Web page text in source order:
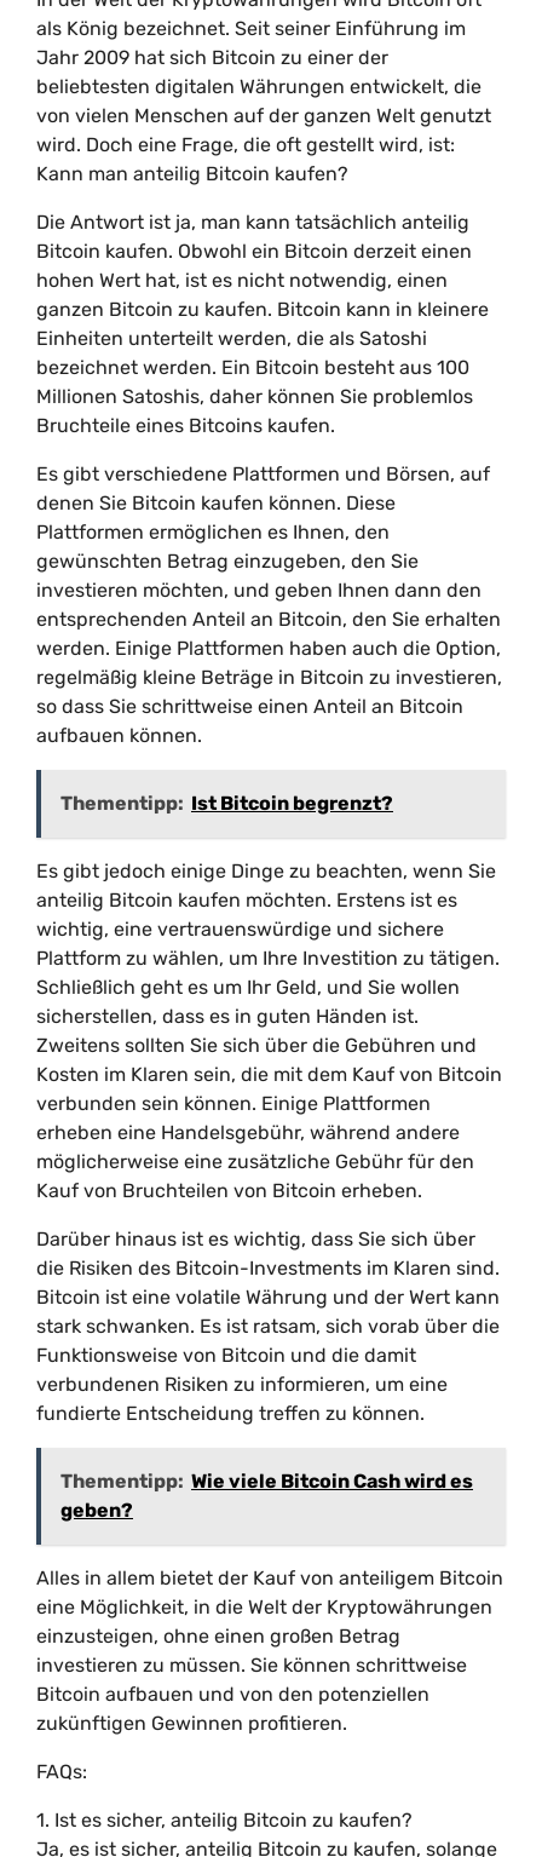
als König bezeichnet. Seit seiner Einführung im
Jahr 2009 hat sich Bitcoin zu einer der
beliebtesten digitalen Währungen entwickelt, die
von vielen Menschen auf der ganzen Welt genutzt
wird. Doch eine Frage, die oft gestellt wird, ist:
Kann man anteilig Bitcoin kaufen?
Die Antwort ist ja, man kann tatsächlich anteilig
Bitcoin kaufen. Obwohl ein Bitcoin derzeit einen
hohen Wert hat, ist es nicht notwendig, einen
ganzen Bitcoin zu kaufen. Bitcoin kann in kleinere
Einheiten unterteilt werden, die als Satoshi
bezeichnet werden. Ein Bitcoin besteht aus 100
Millionen Satoshis, daher können Sie problemlos
Bruchteile eines Bitcoins kaufen.
Es gibt verschiedene Plattformen und Börsen, auf
denen Sie Bitcoin kaufen können. Diese
Plattformen ermöglichen es Ihnen, den
gewünschten Betrag einzugeben, den Sie
investieren möchten, und geben Ihnen dann den
entsprechenden Anteil an Bitcoin, den Sie erhalten
werden. Einige Plattformen haben auch die Option,
regelmäßig kleine Beträge in Bitcoin zu investieren,
so dass Sie schrittweise einen Anteil an Bitcoin
aufbauen können.
Thementipp: Ist Bitcoin begrenzt?
Es gibt jedoch einige Dinge zu beachten, wenn Sie
anteilig Bitcoin kaufen möchten. Erstens ist es
wichtig, eine vertrauenswürdige und sichere
Plattform zu wählen, um Ihre Investition zu tätigen.
Schließlich geht es um Ihr Geld, und Sie wollen
sicherstellen, dass es in guten Händen ist.
Zweitens sollten Sie sich über die Gebühren und
Kosten im Klaren sein, die mit dem Kauf von Bitcoin
verbunden sein können. Einige Plattformen
erheben eine Handelsgebühr, während andere
möglicherweise eine zusätzliche Gebühr für den
Kauf von Bruchteilen von Bitcoin erheben.
Darüber hinaus ist es wichtig, dass Sie sich über
die Risiken des Bitcoin-Investments im Klaren sind.
Bitcoin ist eine volatile Währung und der Wert kann
stark schwanken. Es ist ratsam, sich vorab über die
Funktionsweise von Bitcoin und die damit
verbundenen Risiken zu informieren, um eine
fundierte Entscheidung treffen zu können.
Thementipp: Wie viele Bitcoin Cash wird es
geben?
Alles in allem bietet der Kauf von anteiligem Bitcoin
eine Möglichkeit, in die Welt der Kryptowährungen
einzusteigen, ohne einen großen Betrag
investieren zu müssen. Sie können schrittweise
Bitcoin aufbauen und von den potenziellen
zukünftigen Gewinnen profitieren.
FAQs:
1. Ist es sicher, anteilig Bitcoin zu kaufen?
Ja, es ist sicher, anteilig Bitcoin zu kaufen, solange